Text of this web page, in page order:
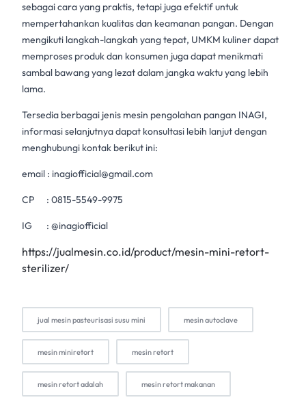
sebagai cara yang praktis, tetapi juga efektif untuk
mempertahankan kualitas dan keamanan pangan. Dengan
mengikuti langkah-langkah yang tepat, UMKM kulinerdapat
memproses produk dan konsumen juga dapat menikmati
sambal bawang yang lezat dalam jangka waktu yang lebih
lama.
Tersedia berbagai jenis mesin pengolahan pangan INAGI,
informasi selanjutnya dapat konsultasi lebih lanjut dengan
menghubungi kontak berikut ini:
email : inagiofficial@gmail.com
CP : 0815-5549-9975
IG : @inagiofficial
https://jualmesin.co.id/product/mesin-mini-retort-
sterilizer/
jual mesin pasteurisasi susu mini mesin autoclave
mesin miniretort mesin retort
mesin retort adalah mesin retort makanan